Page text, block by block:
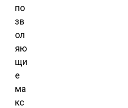
по
зв
ол
яю
щи
е
ма
кс